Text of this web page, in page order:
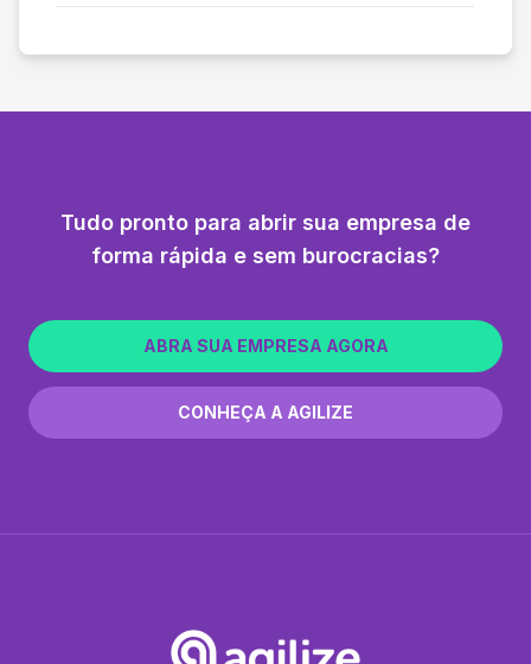
Tudo pronto para abrir sua empresa de
forma rápida e sem burocracias?
ABRA SUA EMPRESA AGORA
CONHEÇA A AGILIZE